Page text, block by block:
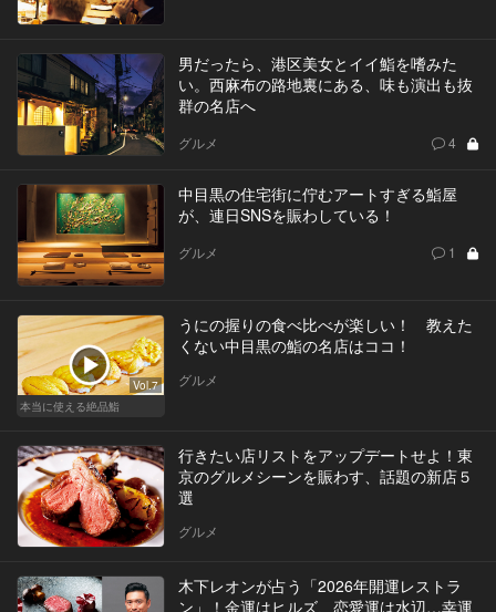
男だったら、港区美女とイイ鮨を嗜みた
い。西麻布の路地裏にある、味も演出も抜
群の名店へ
グルメ 4
中目黒の住宅街に佇むアートすぎる鮨屋
が、連日SNSを賑わしている！
グルメ 1
Vol.7
本当に使える絶品鮨
うにの握りの食べ比べが楽しい！ 教えた
くない中目黒の鮨の名店はココ！
グルメ
行きたい店リストをアップデートせよ！東
京のグルメシーンを賑わす、話題の新店５
選
グルメ
木下レオンが占う「2026年開運レストラ
ン」！金運はヒルズ、恋愛運は水辺…幸運